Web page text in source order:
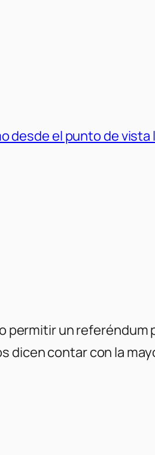
desde el punto de vista
permitir un referéndum
dicen contar con la